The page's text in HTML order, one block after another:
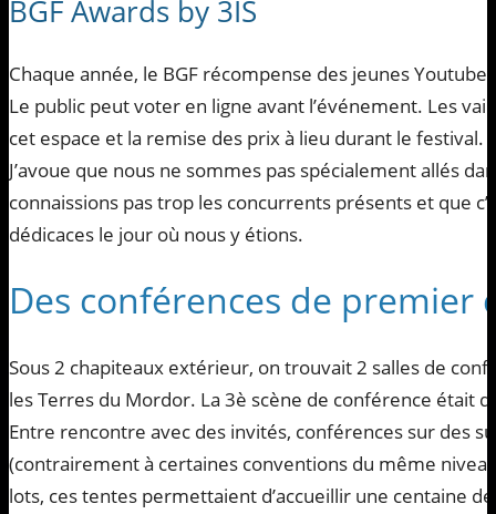
BGF Awards by 3IS
Chaque année, le BGF récompense des jeunes
Le public peut voter en ligne avant l’événement. Les
cet espace et la remise des prix à lieu durant le festival.
J’avoue que nous ne sommes pas spécialement allés
connaissions pas trop les concurrents présents et que
dédicaces le jour où nous y étions.
Des conférences de premier
Sous 2 chapiteaux extérieur, on trouvait 2 salles de
les Terres du Mordor. La 3è scène de conférence était
Entre rencontre avec des invités, conférences sur des
(contrairement à certaines conventions du même
lots, ces tentes permettaient d’accueillir une centaine